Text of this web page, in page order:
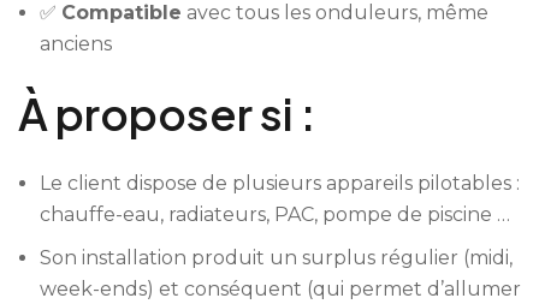
✅ Compatible avec tous les onduleurs, même
anciens
À proposer si :
Le client dispose de plusieurs appareils pilotables :
chauffe-eau, radiateurs, PAC, pompe de piscine …
Son installation produit un surplus régulier (midi,
week-ends) et conséquent (qui permet d’allumer